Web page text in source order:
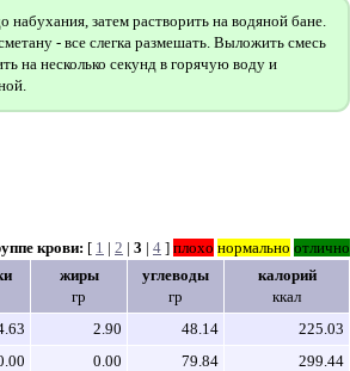
затем растворить на водяной бане.
- все слегка размешать. Выложить смесь
на несколько секунд в горячую воду и
крови: [ 1 | 2 | 3 | 4 ] плохо нормально отлично
жиры
гр
углеводы
гр
калорий
ккал
2.90 48.14
225.03
0.00 79.84
299.44